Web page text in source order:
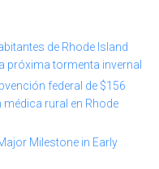
de Rhode Island
próxima tormenta invernal
federal de $156
rural en Rhode
Milestone in Early